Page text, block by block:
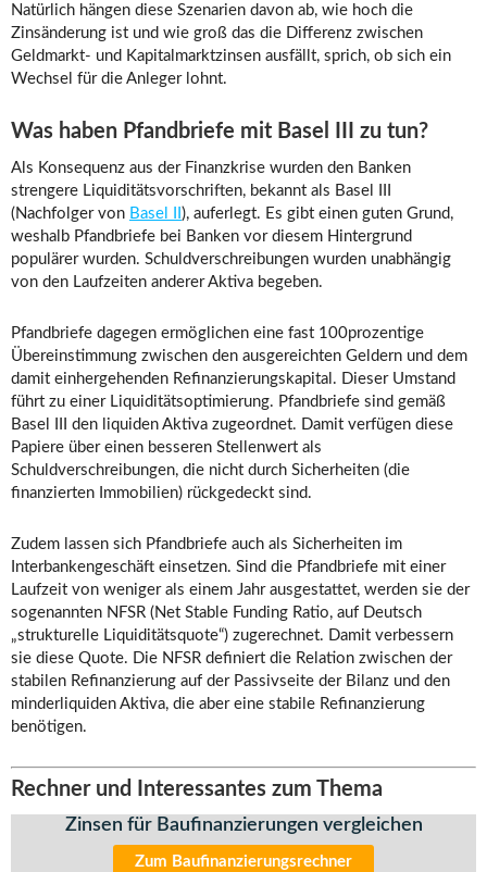
Natürlich hängen diese Szenarien davon ab, wie hoch die
Zinsänderung ist und wie groß das die Differenz zwischen
Geldmarkt- und Kapitalmarktzinsen ausfällt, sprich, ob sich ein
Wechsel für die Anleger lohnt.
Was haben Pfandbriefe mit Basel III zu tun?
Als Konsequenz aus der Finanzkrise wurden den Banken
strengere Liquiditätsvorschriften, bekannt als Basel III
(Nachfolger von Basel II ), auferlegt. Es gibt einen guten Grund,
weshalb Pfandbriefe bei Banken vor diesem Hintergrund
populärer wurden. Schuldverschreibungen wurden unabhängig
von den Laufzeiten anderer Aktiva begeben.
Pfandbriefe dagegen ermöglichen eine fast 100prozentige
Übereinstimmung zwischen den ausgereichten Geldern und dem
damit einhergehenden Refinanzierungskapital. Dieser Umstand
führt zu einer Liquiditätsoptimierung. Pfandbriefe sind gemäß
Basel III den liquiden Aktiva zugeordnet. Damit verfügen diese
Papiere über einen besseren Stellenwert als
Schuldverschreibungen, die nicht durch Sicherheiten (die
finanzierten Immobilien) rückgedeckt sind.
Zudem lassen sich Pfandbriefe auch als Sicherheiten im
Interbankengeschäft einsetzen. Sind die Pfandbriefe mit einer
Laufzeit von weniger als einem Jahr ausgestattet, werden sie der
sogenannten NFSR (Net Stable Funding Ratio, auf Deutsch
„strukturelle Liquiditätsquote“) zugerechnet. Damit verbessern
sie diese Quote. Die NFSR definiert die Relation zwischen der
stabilen Refinanzierung auf der Passivseite der Bilanz und den
minderliquiden Aktiva, die aber eine stabile Refinanzierung
benötigen.
Rechner und Interessantes zum Thema
Zinsen für Baufinanzierungen vergleichen
Zum Baufinanzierungsrechner